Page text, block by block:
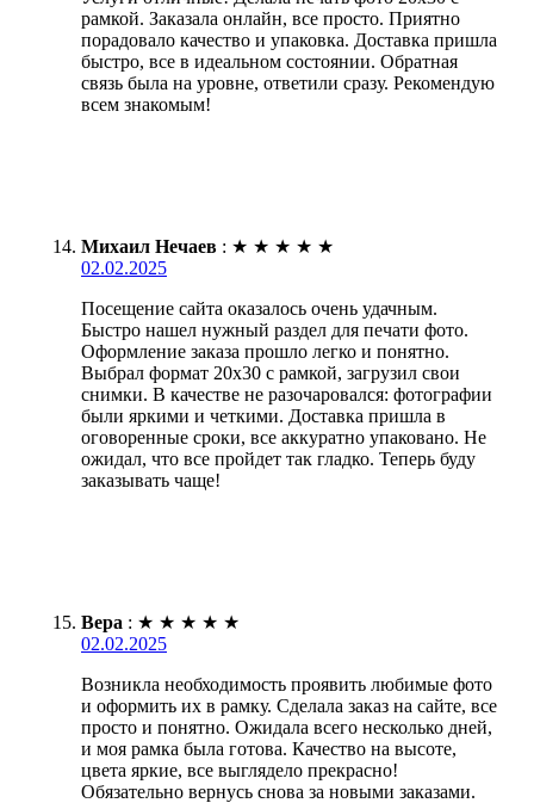
рамкой. Заказала онлайн, все просто. Приятно
порадовало качество и упаковка. Доставка пришла
быстро, все в идеальном состоянии. Обратная
связь была на уровне, ответили сразу. Рекомендую
всем знакомым!
Михаил Нечаев : ★ ★ ★ ★ ★
02.02.2025
Посещение сайта оказалось очень удачным.
Быстро нашел нужный раздел для печати фото.
Оформление заказа прошло легко и понятно.
Выбрал формат 20х30 с рамкой, загрузил свои
снимки. В качестве не разочаровался: фотографии
были яркими и четкими. Доставка пришла в
оговоренные сроки, все аккуратно упаковано. Не
ожидал, что все пройдет так гладко. Теперь буду
заказывать чаще!
Вера : ★ ★ ★ ★ ★
02.02.2025
Возникла необходимость проявить любимые фото
и оформить их в рамку. Сделала заказ на сайте, все
просто и понятно. Ожидала всего несколько дней,
и моя рамка была готова. Качество на высоте,
цвета яркие, все выглядело прекрасно!
Обязательно вернусь снова за новыми заказами.